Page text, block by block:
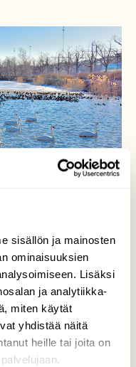
sisällön ja mainosten
ominaisuuksien
Lisäksi
ja analytiikka-
miten käytät
yhdistää näitä
heille tai joita on
vesilinnut
Tokoinranta